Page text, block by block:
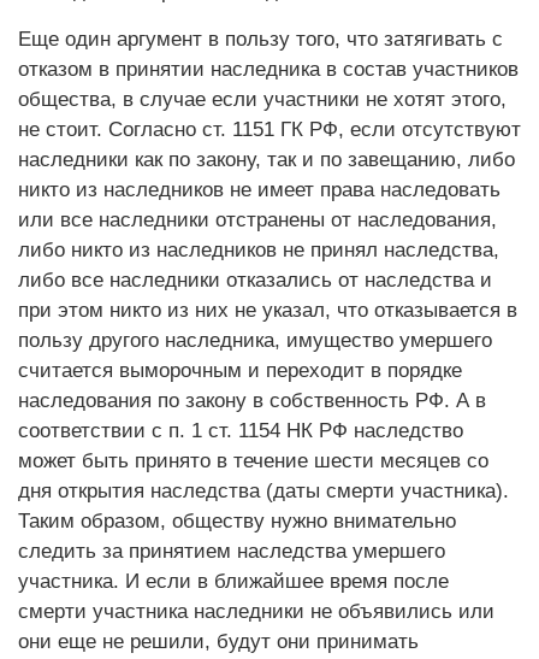
Еще один аргумент в пользу того, что затягивать с
отказом в принятии наследника в состав участников
общества, в случае если участники не хотят этого,
не стоит. Согласно ст. 1151 ГК РФ, если отсутствуют
наследники как по закону, так и по завещанию, либо
никто из наследников не имеет права наследовать
или все наследники отстранены от наследования,
либо никто из наследников не принял наследства,
либо все наследники отказались от наследства и
при этом никто из них не указал, что отказывается в
пользу другого наследника, имущество умершего
считается выморочным и переходит в порядке
наследования по закону в собственность РФ. А в
соответствии с п. 1 ст. 1154 НК РФ наследство
может быть принято в течение шести месяцев со
дня открытия наследства (даты смерти участника).
Таким образом, обществу нужно внимательно
следить за принятием наследства умершего
участника. И если в ближайшее время после
смерти участника наследники не объявились или
они еще не решили, будут они принимать